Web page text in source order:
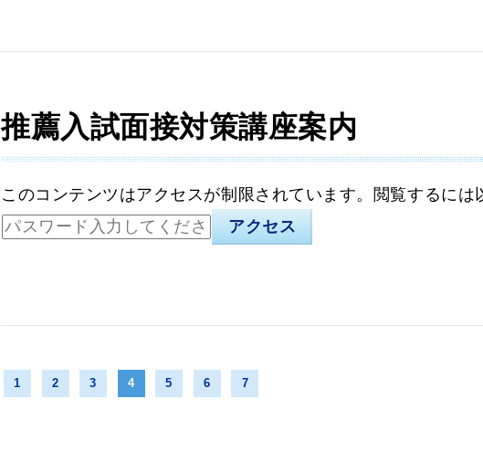
推薦入試面接対策講座案内
このコンテンツはアクセスが制限されています。閲覧するには
1 2 3 4 5 6 7